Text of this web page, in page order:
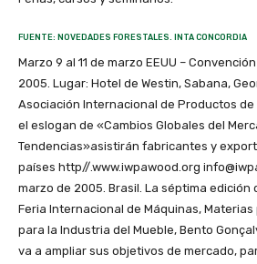
FUENTE: NOVEDADES FORESTALES. INTA CONCORDIA
Marzo 9 al 11 de marzo EEUU –
2005. Lugar: Hotel de Westin, Sabana,
Asociación Internacional de Productos de
el eslogan de «Cambios Globales del
Tendencias»asistirán fabricantes y
países http//.www.iwpawood.org
marzo de 2005. Brasil. La séptima edición
Feria Internacional de Máquinas,
para la Industria del Mueble, Bento
va a ampliar sus objetivos de mercado,